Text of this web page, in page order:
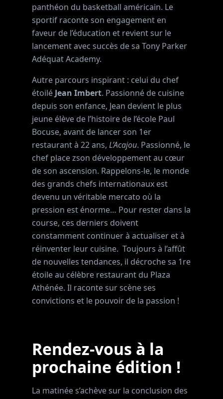
panthéon du basketball américain. Le
sportif raconte son engagement en
faveur de l’éducation et revient sur le
lancement avec succès de sa Tony Parker
Adéquat Academy.
Autre parcours inspirant : celui du chef
étoilé Jean Imbert. Passionné de cuisine
depuis son enfance, Jean devient le plus
jeune élève de l’histoire de l’école Paul
Bocuse, avant de lancer son 1er
restaurant à 22 ans, L’Acajou. Passionné, le
chef place zson développement au cœur
de son ascension. Rappelons-le, le monde
des grands chefs internationaux est
devenu un véritable mercato où la
pression est énorme… Pour rester dans la
course, ces derniers doivent
constamment continuer à actualiser et à
réinventer leur cuisine. Toujours à l’affût
de nouvelles tendances, il décroche sa 1re
étoile au célèbre restaurant du Plaza
Athénée. Il raconte sur scène ses
convictions et le pouvoir de la passion !
Rendez-vous à la
prochaine édition !
La matinée s’achève sur la conclusion des